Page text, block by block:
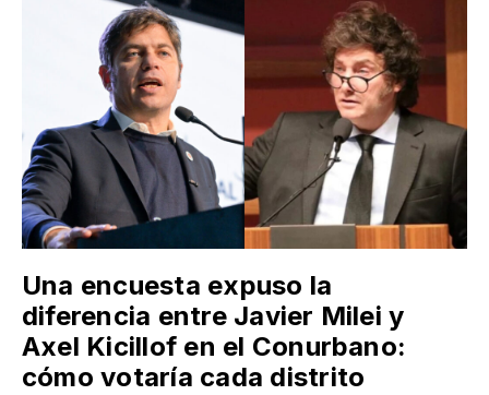
Una encuesta expuso la
diferencia entre Javier Milei y
Axel Kicillof en el Conurbano:
cómo votaría cada distrito